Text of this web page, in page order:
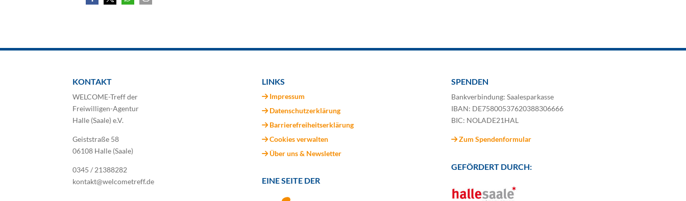
KONTAKT
WELCOME-Treff der
Freiwilligen-Agentur
Halle (Saale) e.V.
Geiststraße 58
06108 Halle (Saale)
0345 / 21388282
kontakt@welcometreff.de
LINKS
Impressum
Datenschutzerklärung
Barrierefreiheitserklärung
Cookies verwalten
Über uns & Newsletter
EINE SEITE DER
SPENDEN
Bankverbindung: Saalesparkasse
IBAN: DE75800537620388306666
BIC: NOLADE21HAL
Zum Spendenformular
GEFÖRDERT DURCH: